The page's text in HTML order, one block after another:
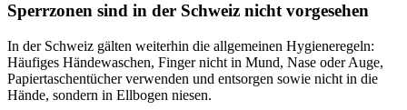
Sperrzonen sind in der Schweiz nicht vorgesehen
In der Schweiz gälten weiterhin die allgemeinen Hygieneregeln:
Häufiges Händewaschen, Finger nicht in Mund, Nase oder Auge,
Papiertaschentücher verwenden und entsorgen sowie nicht in die
Hände, sondern in Ellbogen niesen.